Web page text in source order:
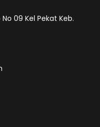
09 Kel Pekat Keb.